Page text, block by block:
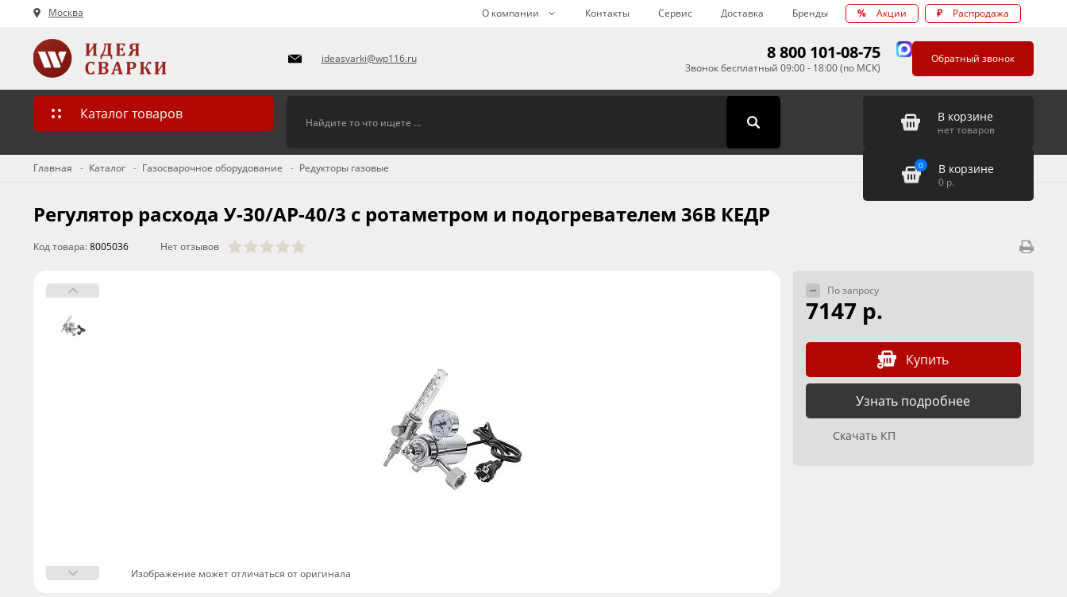
Москва О компании Контакты Сервис Доставка Бренды % Акции ₽ Распродажа
ideasvarki@wp116.ru 8 800 101-08-75
Звонок бесплатный 09:00 - 18:00 (по МСК)
Обратный звонок
Каталог товаров В корзине
нет товаров
0 В корзине
0 р.
Главная Каталог Газосварочное оборудование Редукторы газовые
Регулятор расхода У-30/АР-40/3 с ротаметром и подогревателем 36В КЕДР
Код товара:8005036 Нет отзывов
Изображение может отличаться от оригинала
По запросу
7147 р.
Купить
Узнать подробнее
Скачать КП